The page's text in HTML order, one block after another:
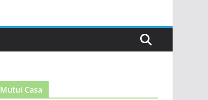
Mutui Casa